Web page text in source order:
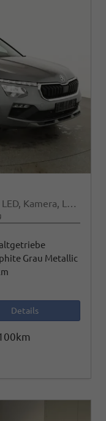
Selection 1.0 TSI Selection, AHK, LED, Kamera, Ladeboden, Winter
Grau Metallic
Details